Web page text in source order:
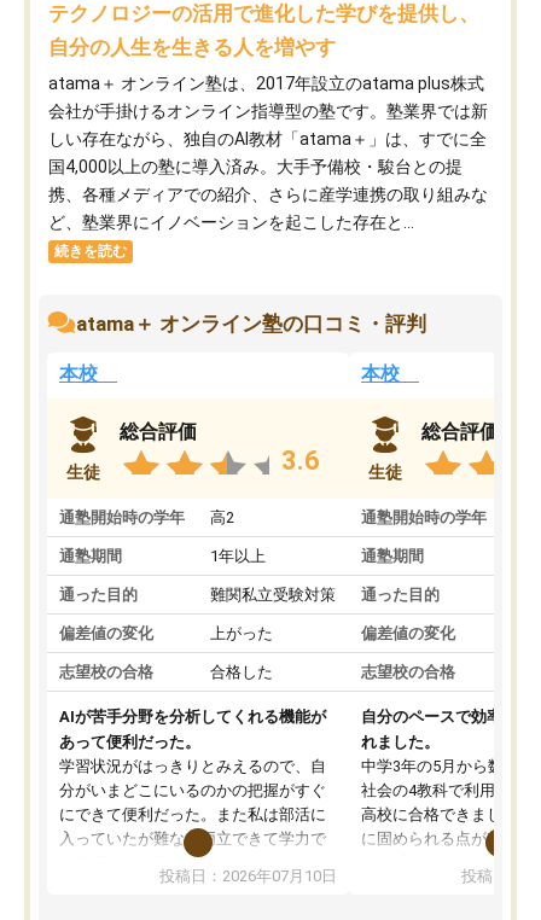
テクノロジーの活用で進化した学びを提供し、
自分の人生を生きる人を増やす
atama＋ オンライン塾は、2017年設立のatama plus株式
会社が手掛けるオンライン指導型の塾です。塾業界では新
しい存在ながら、独自のAI教材「atama＋」は、すでに全
国4,000以上の塾に導入済み。大手予備校・駿台との提
携、各種メディアでの紹介、さらに産学連携の取り組みな
ど、塾業界にイノベーションを起こした存在と...
続きを読む
atama＋ オンライン塾の口コミ・評判
本校
生徒
総合評価
3.6
通塾開始時の学年 高2
通塾期間 1年以上
通った目的 難関私立受験対策
偏差値の変化 上がった
志望校の合格 合格した
AIが苦手分野を分析してくれる機能が
あって便利だった。
学習状況がはっきりとみえるので、自
分がいまどこにいるのかの把握がすぐ
にできて便利だった。また私は部活に
入っていたが難なく両立できて学力で
も部活でも結果を残すことができてよ
かった。また問題演習の際に、自分が
投稿日：2026年07月10日
本校
生徒
総合評価
通塾開始時の学年
通塾期間
通った目的
偏差値の変化
志望校の合格
自分のペースで効率よく
れました。
中学3年の5月から数学・
社会の4教科で利用し、
高校に合格できました。
に固められる点が魅力で
項目のおかげで、手軽
投稿日：